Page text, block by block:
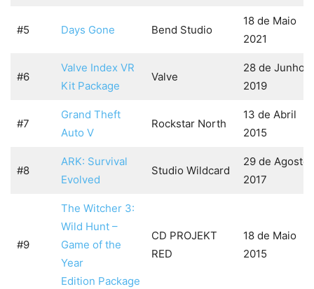
#5 Days Gone Bend Studio
18 de Maio
2021
#6
Valve Index VR
Kit Package
Valve
28 de Junho
2019
#7
Grand Theft
Auto V
Rockstar North
13 de Abril
2015
#8
ARK: Survival
Evolved
Studio Wildcard
29 de Agosto
2017
#9
The Witcher 3:
Wild Hunt –
Game of the
Year
Edition Package
CD PROJEKT
RED
18 de Maio
2015